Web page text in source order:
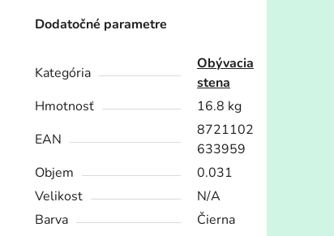
Dodatočné parametre
Kategória
Obývacia
stena
Hmotnosť
16.8 kg
EAN
8721102
633959
Objem
0.031
Velikost
N/A
Barva
Čierna